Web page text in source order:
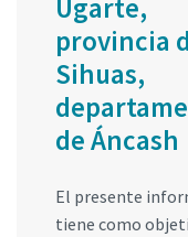
Ugarte,
provincia
Sihuas,
de Áncash
El presente
tiene como